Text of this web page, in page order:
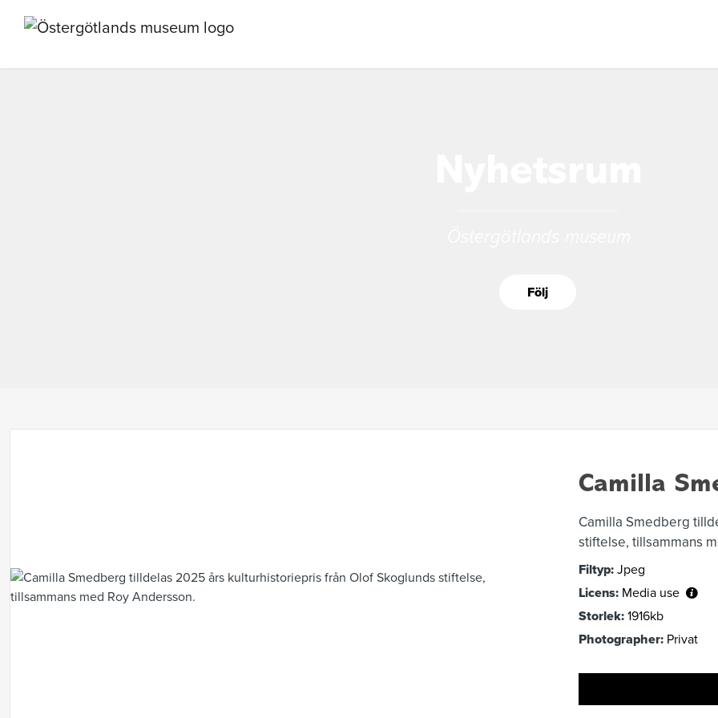
Följ
Camilla
Camilla Smedberg
stiftelse, tillsammans
Filtyp: Jpeg
Licens: Media use
Storlek: 1916kb
Photographer: Privat